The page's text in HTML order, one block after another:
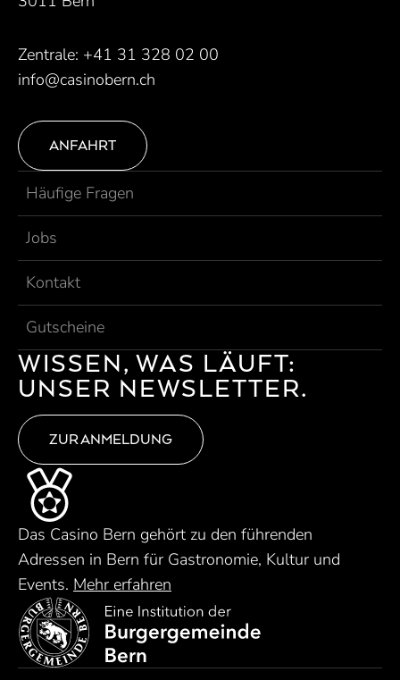
Zentrale: +41 31 328 02 00
info@casinobern.ch
ANFAHRT
Häufige Fragen
Jobs
Kontakt
Gutscheine
WISSEN, WAS LÄUFT:
UNSER NEWSLETTER.
ZUR ANMELDUNG
Das Casino Bern gehört zu den führenden
Adressen in Bern für Gastronomie, Kultur und
Events. Mehr erfahren